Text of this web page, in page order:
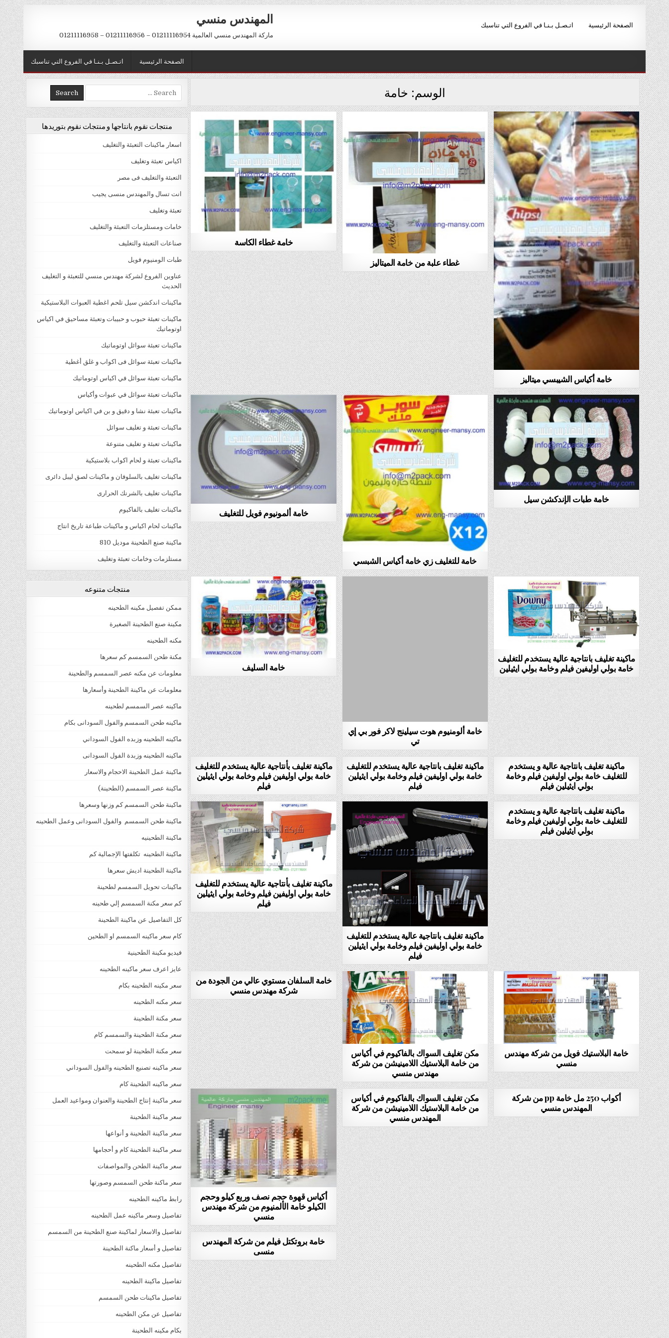
Skip
to
content
المهندس منسي
ماركة المهندس منسي العالمية 01211116954 – 01211116956 – 01211116958
اتـصـل بـنـا في الفروع التي تناسبك الصفحة الرئيسية
اتـصـل بـنـا في الفروع التي تناسبك الصفحة الرئيسية
الوسم: خامة
خامة غطاء الكاسة
غطاء علبة من خامة الميتاليز
خامة أكياس الشيبسي ميتاليز
خامة ألمونيوم فويل للتغليف
خامة للتغليف زي خامة أكياس الشبسي
خامة طبات الإندكشن سيل
خامة السليف
خامة ألومنيوم هوت سيلينج لاكر فور بي إي
تي
ماكينة تغليف بانتاجية عالية يستخدم للتغليف
خامة بولي اوليفين فيلم وخامة بولي ايثيلين
ماكينة تغليف بأنتاجية عالية يستخدم للتغليف
خامة بولي اوليفين فيلم وخامة بولي ايثيلين
فيلم
ماكينة تغليف بانتاجية عالية يستخدم للتغليف
خامة بولي اوليفين فيلم وخامة بولي ايثيلين
فيلم
ماكينة تغليف بانتاجية عالية و يستخدم
للتغليف خامة بولي اوليفين فيلم وخامة
بولي ايثيلين فيلم
ماكينة تغليف بأنتاجية عالية يستخدم للتغليف
خامة بولي اوليفين فيلم وخامة بولي ايثيلين
فيلم
ماكينة تغليف بانتاجية عالية يستخدم للتغليف
خامة بولي اوليفين فيلم وخامة بولي ايثيلين
فيلم
ماكينة تغليف بانتاجية عالية و يستخدم
للتغليف خامة بولي اوليفين فيلم وخامة
بولي ايثيلين فيلم
خامة السلفان مستوي عالي من الجودة من
شركة مهندس منسي
مكن تغليف السواك بالفاكيوم في أكياس
من خامة البلاستيك اللامينيشن من شركة
مهندس منسي
خامة البلاستيك فويل من شركة مهندس
منسي
أكياس قهوة حجم نصف وربع كيلو وحجم
الكيلو خامة الألمنيوم من شركة مهندس
منسي
مكن تغليف السواك بالفاكيوم في أكياس
من خامة البلاستيك اللامينيشن من شركة
المهندس منسي
أكواب 250 مل خامة pp من شركة
المهندس منسي
خامة بروتكتل فيلم من شركة المهندس
منسى
Search
for:
منتجات نقوم بانتاجها و منتجات نقوم بتوريدها
اسعار ماكينات التعبئة والتغليف
اكياس تعبئة وتغليف
التعبئة والتغليف فى مصر
انت تسال والمهندس منسى يجيب
تعبئة وتغليف
خامات ومستلزمات التعبئة والتغليف
صناعات التعبئة والتغليف
طبات الومنيوم فويل
عناوين الفروع لشركة مهندس منسي للتعبئة و التغليف
الحديث
ماكينات اندكشن سيل تلحم اغطية العبوات البلاستيكية
ماكينات تعبئة حبوب و حبيبات وتعبئة مساحيق في اكياس
اوتوماتيك
ماكينات تعبئة سوائل اوتوماتيك
ماكينات تعبئة سوائل فى اكواب و غلق أغطية
ماكينات تعبئة سوائل في اكياس اوتوماتيك
ماكينات تعبئة سوائل في عبوات وأكياس
ماكينات تعبئة نشا و دقيق و بن في اكياس اوتوماتيك
ماكينات تعبئة و تغليف سوائل
ماكينات تعبئة و تغليف متنوعة
ماكينات تعبئة و لحام اكواب بلاستيكية
ماكينات تغليف بالسلوفان و ماكينات لصق ليبل دائرى
ماكينات تغليف بالشرنك الحرارى
ماكينات تغليف بالفاكيوم
ماكينات لحام اكياس و ماكينات طباعة تاريخ انتاج
ماكينة صنع الطحينة موديل 810
مستلزمات وخامات تعبئة وتغليف
منتجات متنوعه
ممكن تفصيل مكينه الطحينه
مكينة صنع الطحينة الصغيرة
مكنه الطحينه
مكنة طحن السمسم كم سعرها
معلومات عن مكنه عصر السمسم والطحينة
معلومات عن ماكينة الطحينة وأسعارها
ماكينه عصر السمسم لطحينه
ماكينه طحن السمسم والفول السودانى بكام
ماكينه الطحينه وزبده الفول السوداني
ماكينه الطحينه وزبدة الفول السودانى
ماكينة عمل الطحينة الاحجام والاسعار
ماكينة عصر السمسم (الطحينة)
ماكينة طحن السمسم كم وزنها وسعرها
ماكينة طحن السمسم والفول السودانى وعمل الطحينه
ماكينة الطحينيه
ماكينة الطحينه تكلفتها الإجمالية كم
ماكينة الطحينة اديش سعرها
ماكينات تحويل السمسم لطحينة
كم سعر مكنة السمسم إلي طحينه
كل التفاصيل عن ماكينة الطحينة
كام سعر ماكينه السمسم او الطحين
فيديو مكينة الطحينية
عايز اعرف سعر ماكينه الطحينه
سعر مكينه الطحينه بكام
سعر مكنه الطحينه
سعر مكنة الطحينة
سعر مكنة الطحينة والسمسم كام
سعر مكنة الطحينة لو سمحت
سعر ماكينه تصنيع الطحينه والفول السوداني
سعر ماكينه الطحينة كام
سعر ماكينة إنتاج الطحينة والعنوان ومواعيد العمل
سعر ماكينة الطحينة
سعر ماكينة الطحينة و أنواعها
سعر ماكينة الطحينة كام و أحجامها
سعر ماكينة الطحن والمواصفات
سعر ماكنة طحن السمسم وصورتها
رابط ماكينه الطحينه
تفاصيل وسعر ماكينه عمل الطحينه
تفاصيل والاسعار لماكينة صنع الطحينة من السمسم
تفاصيل و أسعار ماكنة الطحينة
تفاصيل مكنه الطحينه
تفاصيل ماكينة الطحينه
تفاصيل ماكينات طحن السمسم
تفاصيل عن مكن الطحينه
بكام مكينه الطحينة